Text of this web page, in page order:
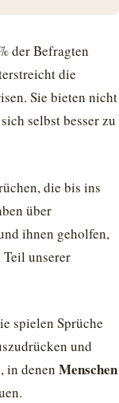
der Befragten
die
Sie bieten nicht
selbst besser zu
die bis ins
über
ihnen geholfen,
Teil unserer
spielen Sprüche
und
in denen Menschen